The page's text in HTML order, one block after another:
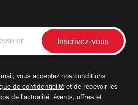
vous acceptez nos conditions
de confidentialité et de recevoir les
de l'actualité, évents, offres et